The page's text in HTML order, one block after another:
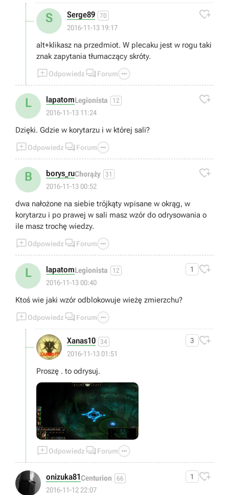
S Serge89 70
2016-11-13 19:17

alt+klikasz na przedmiot. W plecaku jest w rogu taki
znak zapytania tłumaczący skróty.
Odpowiedz  Forum 
L lapatomLegionista 12
2016-11-13 11:24

Dzięki. Gdzie w korytarzu i w której sali?
Odpowiedz  Forum 
B borys_ruChorąży 31
2016-11-13 00:52

dwa nałożone na siebie trójkąty wpisane w okrąg, w
korytarzu i po prawej w sali masz wzór do odrysowania o
ile masz trochę wiedzy.
Odpowiedz  Forum 
L lapatomLegionista 12
2016-11-13 00:40
1 
Ktoś wie jaki wzór odblokowuje wieżę zmierzchu?
Odpowiedz  Forum 
Xanas10 34
2016-11-13 01:51
3 
Proszę . to odrysuj.
Odpowiedz  Forum 
onizuka81Centurion 66
2016-11-12 22:07
1 